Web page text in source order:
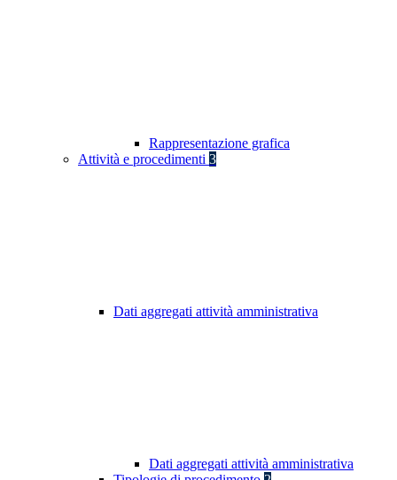
Rappresentazione grafica
Attività e procedimenti 3
Dati aggregati attività amministrativa
Dati aggregati attività amministrativa